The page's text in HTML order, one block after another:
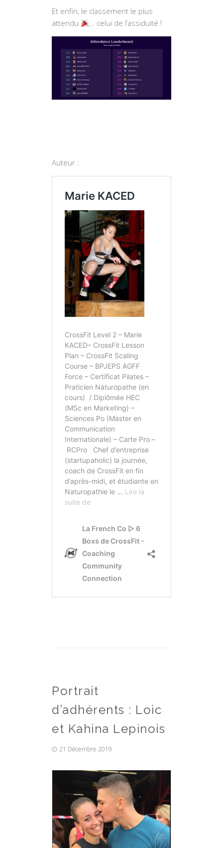
Et enfin, le classement le plus
attendu
… celui de l’assiduité !
Auteur :
Portrait
d’adhérents : Loic
et Kahina Lepinois
21 Décembre 2019